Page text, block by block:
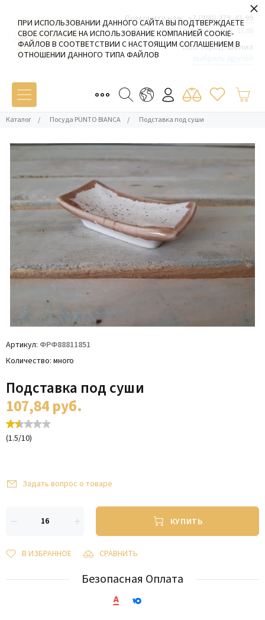
Позвоните нам: +7 (980) 379-42-99
Пн-Пт: 09:00 - 19:00 Сб-Вс: 10:00 - 17:00
Ваш город:Белиз
Каталог / Посуда PUNTO BIANCA / Подставка под суши
Артикул ФРФ88811851
Количество много
Подставка под суши
107,84руб.
(1.5/10)
Задать вопрос о товаре
КУПИТЬ
В ИЗБРАННОЕ СРАВНИТЬ
Безопасная Оплата
ПРИ ИСПОЛЬЗОВАНИИ ДАННОГО САЙТА ВЫ ПОДТВЕРЖДАЕТЕ
СВОЕ СОГЛАСИЕ НА ИСПОЛЬЗОВАНИЕ КОМПАНИЕЙ COOKIE-
ФАЙЛОВ В СООТВЕТСТВИИ С НАСТОЯЩИМ СОГЛАШЕНИЕМ В
ОТНОШЕНИИ ДАННОГО ТИПА ФАЙЛОВ
×